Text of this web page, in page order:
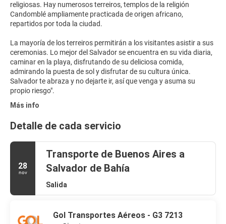
religiosas. Hay numerosos terreiros, templos de la religión
Candomblé ampliamente practicada de origen africano,
repartidos por toda la ciudad.
La mayoría de los terreiros permitirán a los visitantes asistir a sus
ceremonias. Lo mejor del Salvador se encuentra en su vida diaria,
caminar en la playa, disfrutando de su deliciosa comida,
admirando la puesta de sol y disfrutar de su cultura única.
Salvador te abraza y no dejarte ir, así que venga y asuma su
Más info
Detalle de cada servicio
28
nov
Transporte de Buenos Aires a
Salvador de Bahía
Salida
Gol Transportes Aéreos - G3 7213